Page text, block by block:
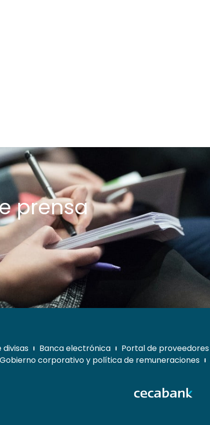
prensa
Banca electrónica Portal de proveedores
Gobierno corporativo y política de remuneraciones